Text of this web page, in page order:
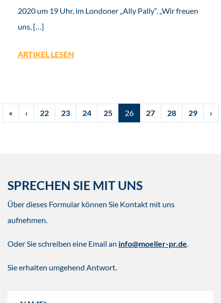
2020 um 19 Uhr, im Londoner „Ally Pally“. „Wir freuen
uns, […]
ARTIKEL LESEN
« ‹ 22 23 24 25 26 27 28 29 ›
SPRECHEN SIE MIT UNS
Über dieses Formular können Sie Kontakt mit uns
aufnehmen.
Oder Sie schreiben eine Email an info@moeller-pr.de.
Sie erhalten umgehend Antwort.